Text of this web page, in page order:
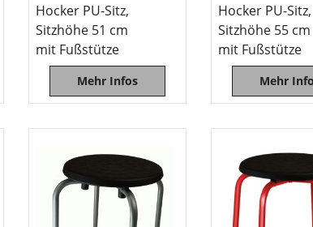
Hocker PU-Sitz,
Sitzhöhe 51 cm
mit Fußstütze
Mehr Infos
Hocker PU-Sitz,
Sitzhöhe 55 cm
mit Fußstütze
Mehr